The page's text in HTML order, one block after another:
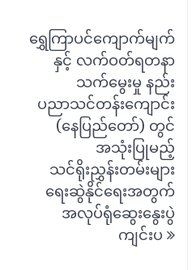
ရွှေကြာပင်ကျောက်မျက်
နှင့် လက်ဝတ်ရတနာ
သက်မွေးမှု နည်း
ပညာသင်တန်းကျောင်း
(နေပြည်တော်) တွင်
အသုံးပြုမည့်
သင်ရိုးညွှန်းတမ်းများ
ရေးဆွဲနိုင်ရေးအတွက်
အလုပ်ရုံဆွေးနွေးပွဲ
ကျင်းပ